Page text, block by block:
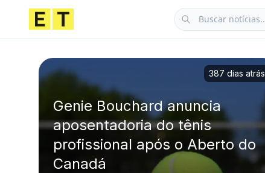
Genie Bouchard anuncia
aposentadoria do tênis
profissional após o Aberto do
Canadá
387 dias atrás